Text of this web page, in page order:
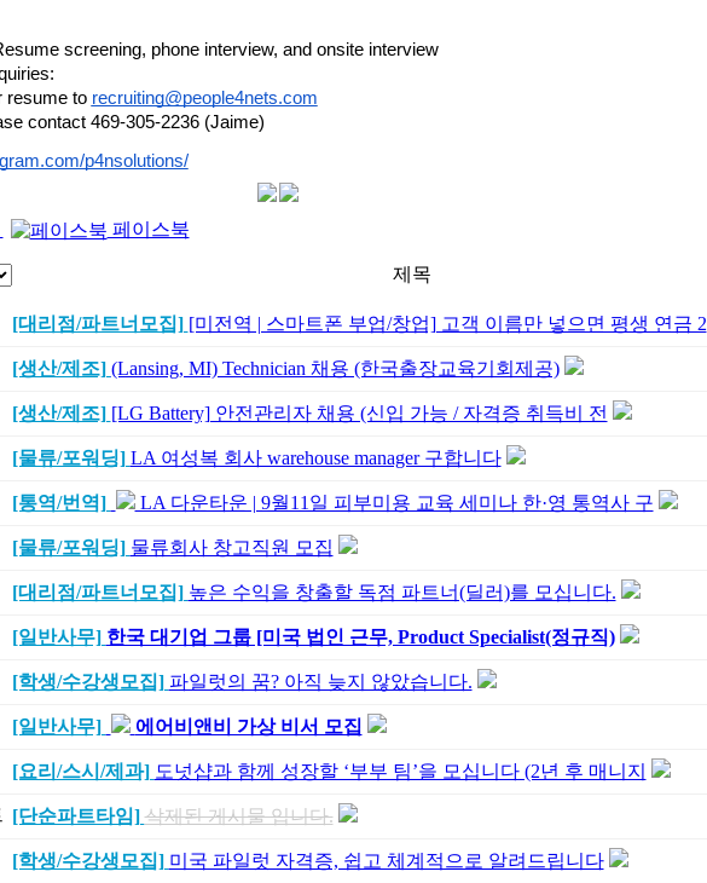
screening, phone interview, and onsite interview
resume to recruiting@people4nets.com
contact 469-305-2236 (Jaime)
p4nsolutions/
페이스북
제목
[대리점/파트너모집] [미전역 | 스마트폰 부업/창업] 고객 이름만 넣으면 평생 연금 2
[생산/제조] (Lansing, MI) Technician 채용 (한국출장교육기회제공)
[생산/제조] [LG Battery] 안전관리자 채용 (신입 가능 / 자격증 취득비 전
[물류/포워딩] LA 여성복 회사 warehouse manager 구합니다
[통역/번역] LA 다운타운 | 9월11일 피부미용 교육 세미나 한·영 통역사 구
[물류/포워딩] 물류회사 창고직원 모집
[대리점/파트너모집] 높은 수익을 창출할 독점 파트너(딜러)를 모십니다.
[일반사무] 한국 대기업 그룹 [미국 법인 근무, Product Specialist(정규직)
[학생/수강생모집] 파일럿의 꿈? 아직 늦지 않았습니다.
[일반사무] 에어비앤비 가상 비서 모집
[요리/스시/제과] 도넛샵과 함께 성장할 ‘부부 팀’을 모십니다 (2년 후 매니지
[단순파트타임]삭제된 게시물 입니다.
[학생/수강생모집] 미국 파일럿 자격증, 쉽고 체계적으로 알려드립니다